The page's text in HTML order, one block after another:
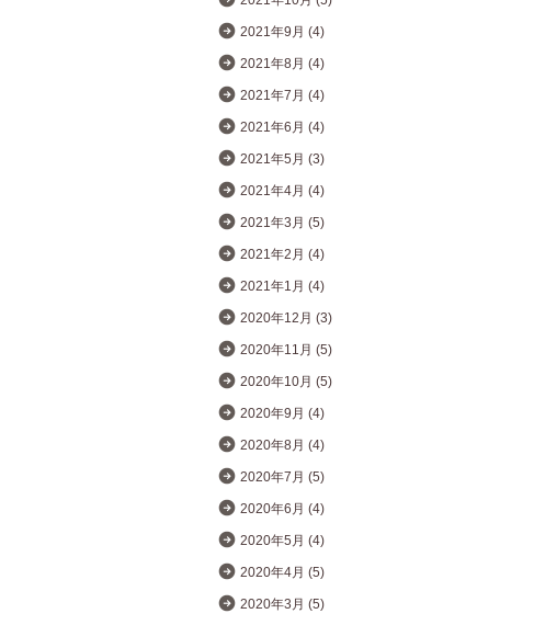
2021年9月 (4)
2021年8月 (4)
2021年7月 (4)
2021年6月 (4)
2021年5月 (3)
2021年4月 (4)
2021年3月 (5)
2021年2月 (4)
2021年1月 (4)
2020年12月 (3)
2020年11月 (5)
2020年10月 (5)
2020年9月 (4)
2020年8月 (4)
2020年7月 (5)
2020年6月 (4)
2020年5月 (4)
2020年4月 (5)
2020年3月 (5)